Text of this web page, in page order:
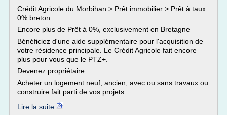
Crédit Agricole du Morbihan > Prêt immobilier > Prêt à taux
0% breton
Encore plus de Prêt à 0%, exclusivement en Bretagne
Bénéficiez d'une aide supplémentaire pour l'acquisition de
votre résidence principale. Le Crédit Agricole fait encore
plus pour vous que le PTZ+.
Devenez propriétaire
Acheter un logement neuf, ancien, avec ou sans travaux ou
construire fait parti de vos projets...
Lire la suite